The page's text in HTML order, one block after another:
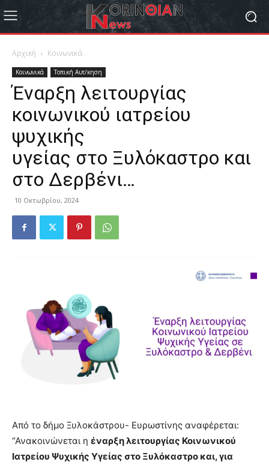
Αρχική Κοινωνικά
Κοινωνικά Τοπική Αυτ/κηση
Έναρξη λειτουργίας
κοινωνικού ιατρείου
ψυχικής
υγείας στο Ξυλόκαστρο και
στο Δερβένι…
10 Οκτωβρίου, 2024
Από το δήμο Ξυλοκάστρου- Ευρωστίνης αναφέρεται:
“Ανακοινώνεται η έναρξη λειτουργίας Κοινωνικού
Ιατρείου Ψυχικής Υγείας στο Ξυλόκαστρο και, για